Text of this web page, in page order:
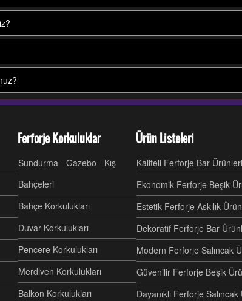
Ferforje Korkuluklar
Sundurma - Gazebo - Kış
Bahçeleri
Bahçe Korkulukları
Duvar Korkulukları
Pencere Korkulukları
Merdiven Korkulukları
Balkon Korkulukları
Ürün Listeleri
Kaliteli Ferforje Bar
Ekonomik Ferforje Beşik
Estetik Ferforje Askılık
Dekoratif Ferforje Bar
Modern Ferforje Salıncak
Güvenilir Ferforje Beşik
Dayanıklı Ferforje